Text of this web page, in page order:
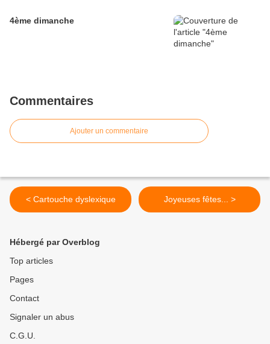
4ème dimanche
Commentaires
Ajouter un commentaire
< Cartouche dyslexique Joyeuses fêtes... >
Hébergé par Overblog
Top articles
Pages
Contact
Signaler un abus
C.G.U.